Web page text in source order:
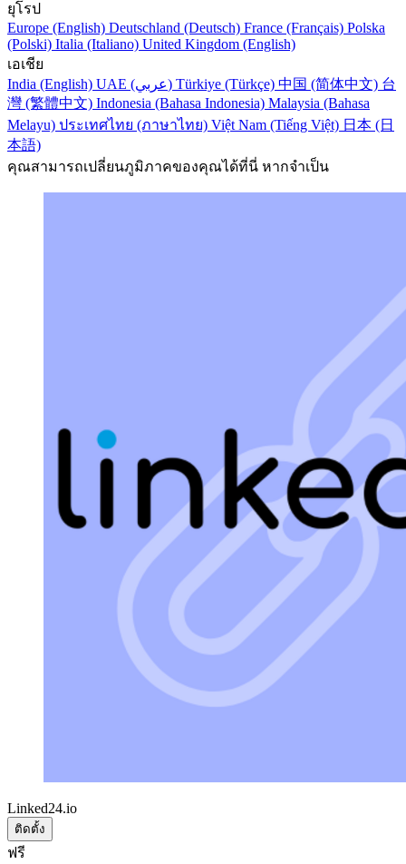
ยุโรป
Europe (English) Deutschland (Deutsch) France (Français) Polska
(Polski) Italia (Italiano) United Kingdom (English)
เอเชีย
India (English)
UAE (عربي) Türkiye (Türkçe) 中国 (简体中文) 台
灣 (繁體中文) Indonesia (Bahasa Indonesia) Malaysia (Bahasa
Melayu) ประเทศไทย (ภาษาไทย) Việt Nam (Tiếng Việt) 日本 (日
本語)
คุณสามารถเปลี่ยนภูมิภาคของคุณได้ที่นี่ หากจำเป็น
Linked24.io
ติดตั้ง
ฟรี